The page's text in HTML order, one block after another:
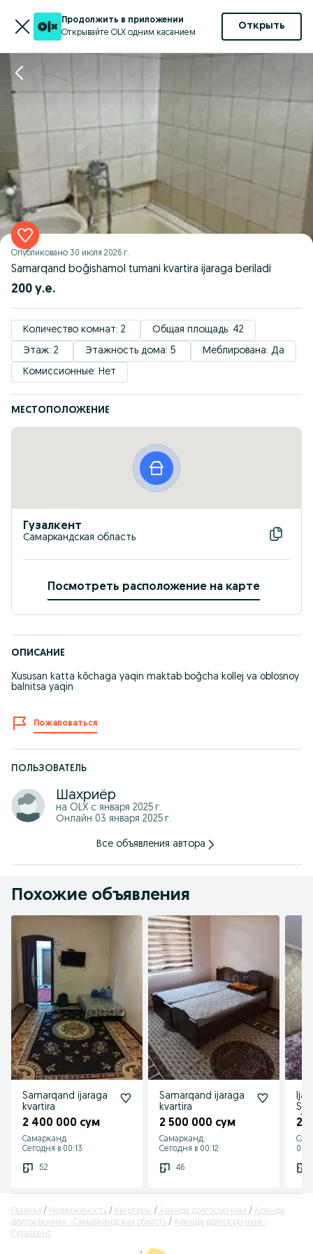
Продолжить в приложении
Открывайте OLX одним касанием
Открыть
Опубликовано 30 июля 2026 г.
Samarqand boğishamol tumani kvartira ijaraga beriladi
200 у.е.
Количество комнат: 2
Общая площадь: 42
Этаж: 2
Этажность дома: 5
Меблирована: Да
Комиссионные: Нет
МЕСТОПОЛОЖЕНИЕ
Гузалкент
Самаркандская область
Посмотреть расположение на карте
ОПИСАНИЕ
Xususan katta kõchaga yaqin maktab boğcha kollej va oblosnoy
balnitsa yaqin
Пожаловаться
ПОЛЬЗОВАТЕЛЬ
Шахриёр
на OLX с января 2025 г.
Онлайн 03 января 2025 г.
Все объявления автора
Похожие объявления
Samarqand ijaraga
kvartira
2 400 000 сум
Самарканд
Сегодня в 00:13
52
Samarqand ijaraga
kvartira
2 500 000 сум
Самарканд
Сегодня в 00:12
46
2
03
Главная Недвижимость Квартиры Аренда долгосрочная
Аренда
долгосрочная - Самаркандская область
Аренда долгосрочная -
Гузалкент